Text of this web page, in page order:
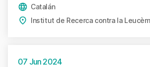
Catalán
07 Jun 2024